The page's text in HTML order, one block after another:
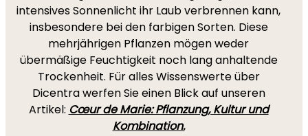
intensives Sonnenlicht ihr Laub verbrennen kann,
insbesondere bei den farbigen Sorten. Diese
mehrjährigen Pflanzen mögen weder
übermäßige Feuchtigkeit noch lang anhaltende
Trockenheit. Für alles Wissenswerte über
Dicentra werfen Sie einen Blick auf unseren
Artikel: Cœur de Marie: Pflanzung, Kultur und
Kombination.